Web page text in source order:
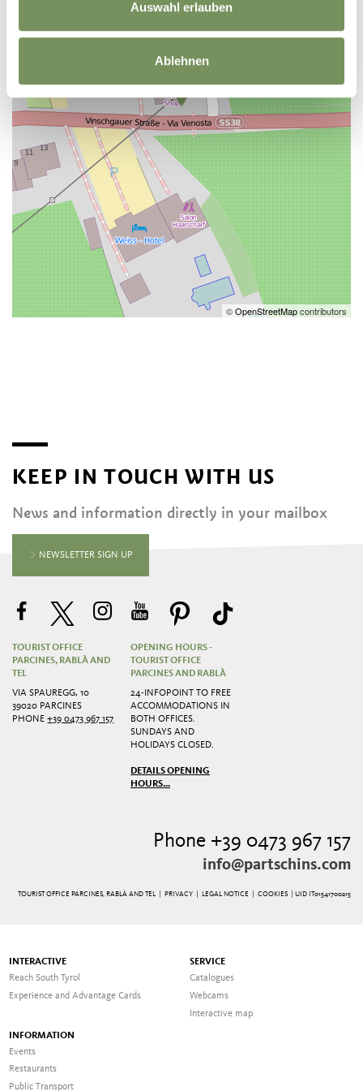
Auswahl erlauben
Ablehnen
©OpenStreetMapcontributors
KEEP IN TOUCH WITH US
News and information directly in your mailbox
NEWSLETTER SIGN UP
TOURIST OFFICE
PARCINES, RABLÀ AND
TEL
VIA SPAUREGG, 10
39020 PARCINES
PHONE+39 0473 967 157
OPENING HOURS -
TOURIST OFFICE
PARCINES AND RABLÀ
24-INFOPOINT TO FREE
ACCOMMODATIONS IN
BOTH OFFICES.
SUNDAYS AND
HOLIDAYS CLOSED.
DETAILS OPENING
HOURS...
Phone +39 0473 967 157
info@partschins.com
TOURIST OFFICE PARCINES, RABLÀ AND TEL | PRIVACY| LEGAL NOTICE COOKIES | UID IT01541700215
INTERACTIVE
Reach South Tyrol
Experience and Advantage Cards
SERVICE
Catalogues
Webcams
Interactive map
INFORMATION
Events
Restaurants
Public Transport